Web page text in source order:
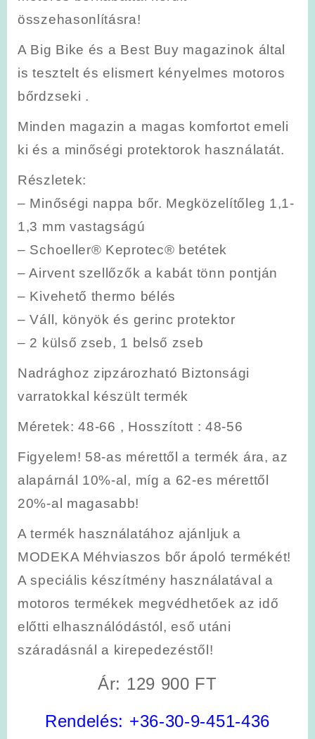
összehasonlításra!
A Big Bike és a Best Buy magazinok által
is tesztelt és elismert kényelmes motoros
bőrdzseki .
Minden magazin a magas komfortot emeli
ki és a minőségi protektorok használatát.
Részletek:
– Minőségi nappa bőr. Megközelítőleg 1,1-
1,3 mm vastagságú
– Schoeller® Keprotec® betétek
– Airvent szellőzők a kabát tönn pontján
– Kivehető thermo bélés
– Váll, könyök és gerinc protektor
– 2 külső zseb, 1 belső zseb
Nadrághoz zipzározható Biztonsági
varratokkal készült termék
Méretek: 48-66 , Hosszított : 48-56
Figyelem! 58-as mérettől a termék ára, az
alapárnál 10%-al, míg a 62-es mérettől
20%-al magasabb!
A termék használatához ajánljuk a
MODEKA Méhviaszos bőr ápoló termékét!
A speciális készítmény használatával a
motoros termékek megvédhetőek az idő
előtti elhasználódástól, eső utáni
száradásnál a kirepedezéstől!
Ár: 129 900 FT
Rendelés: +36-30-9-451-436